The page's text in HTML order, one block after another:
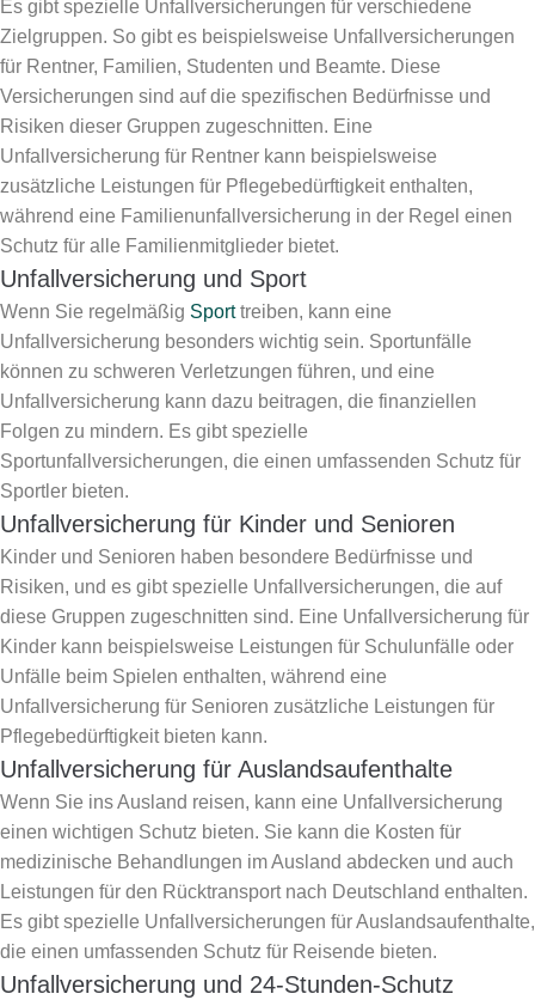
Es gibt spezielle Unfallversicherungen für verschiedene
Zielgruppen. So gibt es beispielsweise Unfallversicherungen
für Rentner, Familien, Studenten und Beamte. Diese
Versicherungen sind auf die spezifischen Bedürfnisse und
Risiken dieser Gruppen zugeschnitten. Eine
Unfallversicherung für Rentner kann beispielsweise
zusätzliche Leistungen für Pflegebedürftigkeit enthalten,
während eine Familienunfallversicherung in der Regel einen
Schutz für alle Familienmitglieder bietet.
Unfallversicherung und Sport
Wenn Sie regelmäßig Sporttreiben, kann eine
Unfallversicherung besonders wichtig sein. Sportunfälle
können zu schweren Verletzungen führen, und eine
Unfallversicherung kann dazu beitragen, die finanziellen
Folgen zu mindern. Es gibt spezielle
Sportunfallversicherungen, die einen umfassenden Schutz für
Sportler bieten.
Unfallversicherung für Kinder und Senioren
Kinder und Senioren haben besondere Bedürfnisse und
Risiken, und es gibt spezielle Unfallversicherungen, die auf
diese Gruppen zugeschnitten sind. Eine Unfallversicherung für
Kinder kann beispielsweise Leistungen für Schulunfälle oder
Unfälle beim Spielen enthalten, während eine
Unfallversicherung für Senioren zusätzliche Leistungen für
Pflegebedürftigkeit bieten kann.
Unfallversicherung für Auslandsaufenthalte
Wenn Sie ins Ausland reisen, kann eine Unfallversicherung
einen wichtigen Schutz bieten. Sie kann die Kosten für
medizinische Behandlungen im Ausland abdecken und auch
Leistungen für den Rücktransport nach Deutschland enthalten.
Es gibt spezielle Unfallversicherungen für Auslandsaufenthalte,
die einen umfassenden Schutz für Reisende bieten.
Unfallversicherung und 24-Stunden-Schutz